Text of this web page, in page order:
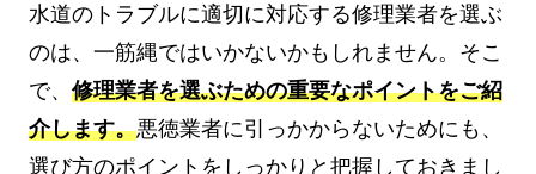
水道のトラブルに適切に対応する修理業者を選ぶ
のは、一筋縄ではいかないかもしれません。そこ
で、 修理業者を選ぶための重要なポイントをご紹
介します。悪徳業者に引っかからないためにも、
選び方のポイントをしっかりと把握しておきまし